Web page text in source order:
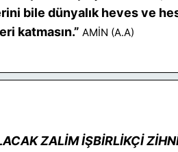
bile dünyalık heves ve
katmasın.” AMİN (A.A)
ZALİM İŞBİRLİKÇİ